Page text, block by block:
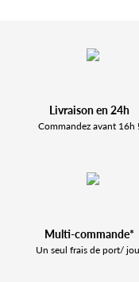
Livraison en 24h
Commandez avant 16h !
Multi-commande*
Un seul frais de port/